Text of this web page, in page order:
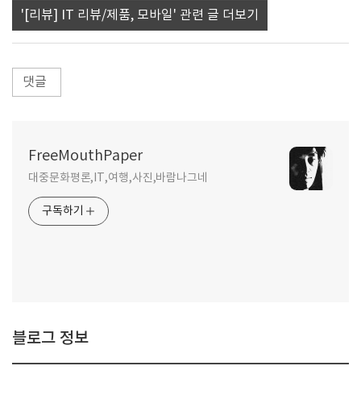
'[리뷰] IT 리뷰/제품, 모바일' 관련 글 더보기
댓글
FreeMouthPaper
대중문화평론,IT,여행,사진,바람나그네
구독하기
블로그 정보